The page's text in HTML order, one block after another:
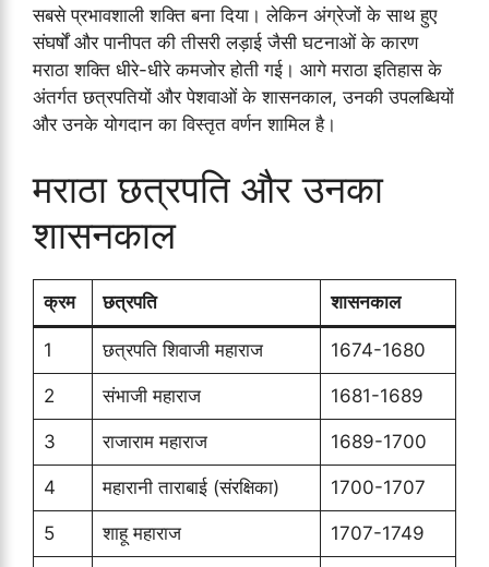
सबसे प्रभावशाली शक्ति बना दिया। लेकिन अंग्रेजों के साथ हुए
संघर्षों और पानीपत की तीसरी लड़ाई जैसी घटनाओं के कारण
मराठा शक्ति धीरे-धीरे कमजोर होती गई। आगे मराठा इतिहास के
अंतर्गत छत्रपतियों और पेशवाओं के शासनकाल, उनकी उपलब्धियों
और उनके योगदान का विस्तृत वर्णन शामिल है।
मराठा छत्रपति और उनका
शासनकाल
क्रम छत्रपति शासनकाल
1 छत्रपति शिवाजी महाराज 1674-1680
2 संभाजी महाराज 1681-1689
3 राजाराम महाराज 1689-1700
4 महारानी ताराबाई (संरक्षिका) 1700-1707
5 शाहू महाराज 1707-1749